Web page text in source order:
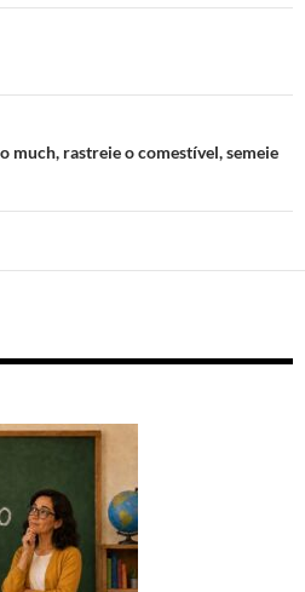
much, rastreie o comestível, semeie